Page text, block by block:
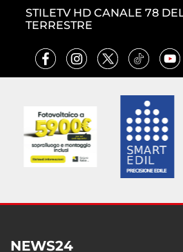
STILETV HD CANALE 78
TERRESTRE
NEWS24